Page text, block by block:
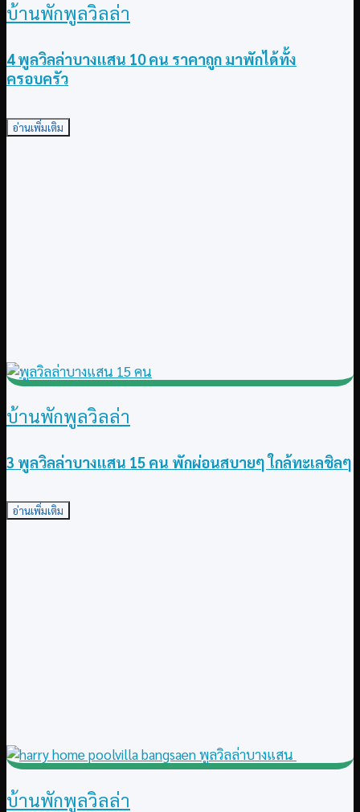
บ้านพักพูลวิลล่า
4 พูลวิลล่าบางแสน 10 คน ราคาถูก มาพักได้ทั้ง
ครอบครัว
อ่านเพิ่มเติม
บ้านพักพูลวิลล่า
3 พูลวิลล่าบางแสน 15 คน พักผ่อนสบายๆ ใกล้ทะเลชิลๆ
อ่านเพิ่มเติม
บ้านพักพูลวิลล่า